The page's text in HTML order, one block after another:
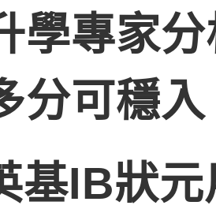
學專家
分可穩
基IB狀